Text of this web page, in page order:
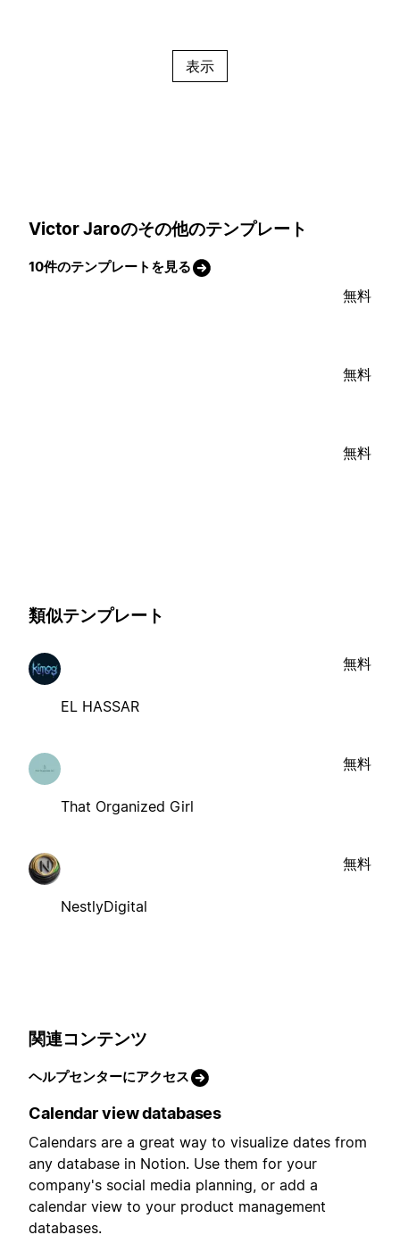
表示
Victor Jaroのその他のテンプレート
10件のテンプレートを見る
無料
無料
無料
類似テンプレート
EL HASSAR
無料
That Organized Girl
無料
NestlyDigital
無料
関連コンテンツ
ヘルプセンターにアクセス
Calendar view databases
Calendars are a great way to visualize dates from
any database in Notion. Use them for your
company's social media planning, or add a
calendar view to your product management
databases.